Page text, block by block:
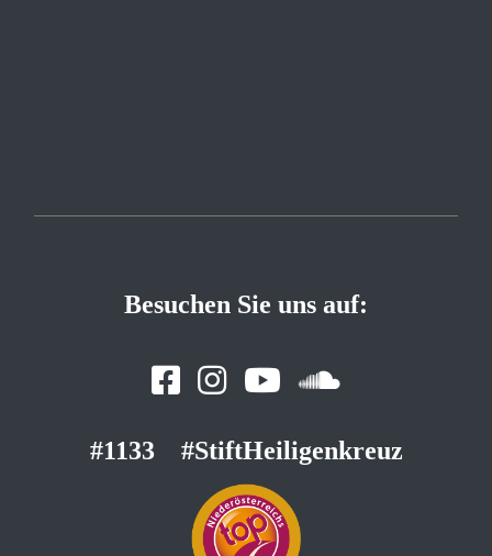
Besuchen Sie uns auf:
#1133 #StiftHeiligenkreuz